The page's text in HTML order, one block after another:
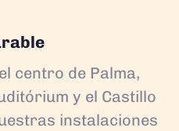
centro de Palma,
y el Castillo
instalaciones